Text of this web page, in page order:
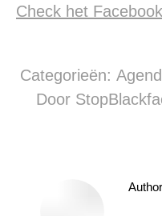
Check het
Categorieën:
Door